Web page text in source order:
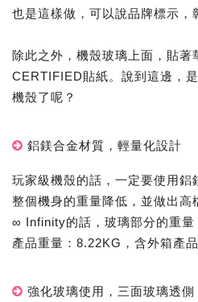
也是這樣做，可以說品牌標示，
除此之外，機殼玻璃上面，貼著
CERTIFIED貼紙。說到這邊，
機殼了呢？
鋁鎂合金材質，輕量化設計
玩家級機殼的話，一定要使用鋁
整個機身的重量降低，並做出
∞ Infinity的話，玻璃部分的重量
產品重量：8.22KG，含外箱產
強化玻璃使用，三面玻璃透側